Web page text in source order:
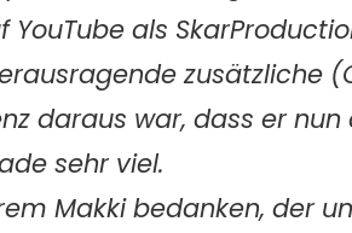
als
zusätzliche
daraus war, dass er
sehr viel.
Makki bedanken, der